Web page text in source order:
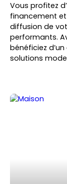
Vous profitez
financement
diffusion de
performants.
bénéficiez
solutions